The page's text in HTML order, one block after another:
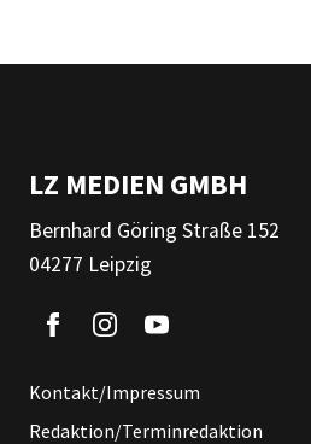
LZ MEDIEN GMBH
Bernhard Göring Straße 152
04277 Leipzig
Kontakt/Impressum
Redaktion/Terminredaktion